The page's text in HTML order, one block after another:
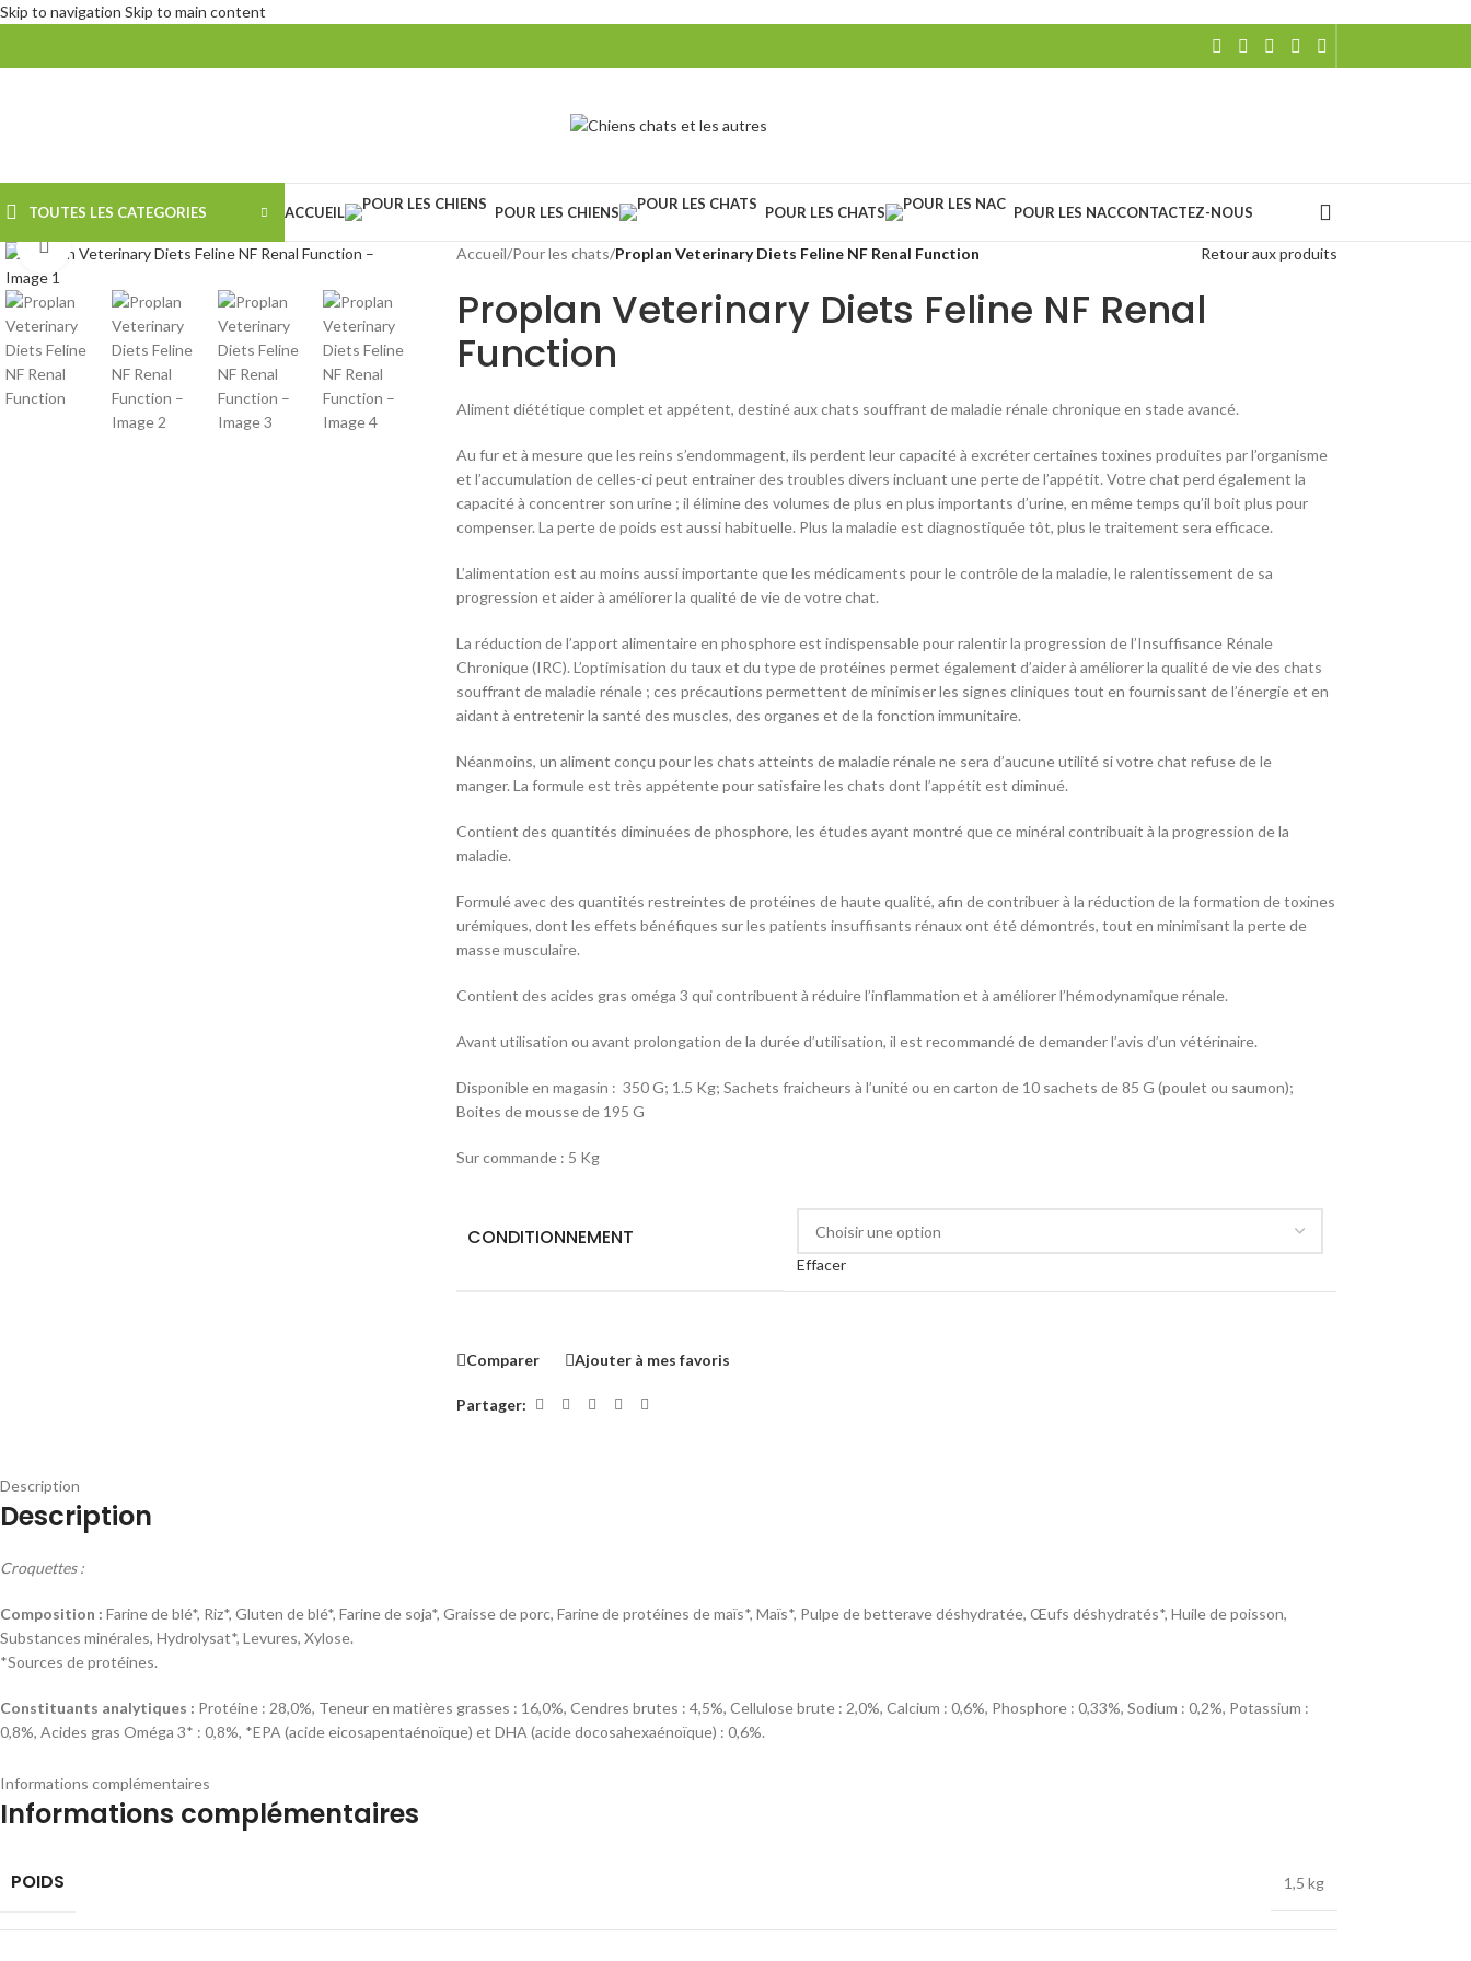
Skip to navigation Skip to main content
TOUTES LES CATEGORIES ACCUEIL POUR LES CHIENS POUR LES CHATS POUR LES NACCONTACTEZ-NOUS
Agrandir Accueil/Pour les chats/Proplan Veterinary Diets Feline NF Renal Function Retour aux produits
Proplan Veterinary Diets Feline NF Renal
Function
Aliment diététique complet et appétent, destiné aux chats souffrant de maladie rénale chronique en stade avancé.
Au fur et à mesure que les reins s’endommagent, ils perdent leur capacité à excréter certaines toxines produites par l’organisme
et l’accumulation de celles-ci peut entrainer des troubles divers incluant une perte de l’appétit. Votre chat perd également la
capacité à concentrer son urine ; il élimine des volumes de plus en plus importants d’urine, en même temps qu’il boit plus pour
compenser. La perte de poids est aussi habituelle. Plus la maladie est diagnostiquée tôt, plus le traitement sera efficace.
L’alimentation est au moins aussi importante que les médicaments pour le contrôle de la maladie, le ralentissement de sa
progression et aider à améliorer la qualité de vie de votre chat.
La réduction de l’apport alimentaire en phosphore est indispensable pour ralentir la progression de l’Insuffisance Rénale
Chronique (IRC). L’optimisation du taux et du type de protéines permet également d’aider à améliorer la qualité de vie des chats
souffrant de maladie rénale ; ces précautions permettent de minimiser les signes cliniques tout en fournissant de l’énergie et en
aidant à entretenir la santé des muscles, des organes et de la fonction immunitaire.
Néanmoins, un aliment conçu pour les chats atteints de maladie rénale ne sera d’aucune utilité si votre chat refuse de le
manger. La formule est très appétente pour satisfaire les chats dont l’appétit est diminué.
Contient des quantités diminuées de phosphore, les études ayant montré que ce minéral contribuait à la progression de la
maladie.
Formulé avec des quantités restreintes de protéines de haute qualité, afin de contribuer à la réduction de la formation de toxines
urémiques, dont les effets bénéfiques sur les patients insuffisants rénaux ont été démontrés, tout en minimisant la perte de
masse musculaire.
Contient des acides gras oméga 3 qui contribuent à réduire l’inflammation et à améliorer l’hémodynamique rénale.
Avant utilisation ou avant prolongation de la durée d’utilisation, il est recommandé de demander l’avis d’un vétérinaire.
Disponible en magasin : 350 G; 1.5 Kg; Sachets fraicheurs à l’unité ou en carton de 10 sachets de 85 G (poulet ou saumon);
Boites de mousse de 195 G
Sur commande : 5 Kg
CONDITIONNEMENT
Effacer
Comparer Ajouter à mes favoris
Partager:
Description
Description
Croquettes :
Composition : Farine de blé*, Riz*, Gluten de blé*, Farine de soja*, Graisse de porc, Farine de protéines de maïs*, Maïs*, Pulpe de betterave déshydratée, Œufs déshydratés*, Huile de poisson,
Substances minérales, Hydrolysat*, Levures, Xylose.
*Sources de protéines.
Constituants analytiques : Protéine : 28,0%, Teneur en matières grasses : 16,0%, Cendres brutes : 4,5%, Cellulose brute : 2,0%, Calcium : 0,6%, Phosphore : 0,33%, Sodium : 0,2%, Potassium :
0,8%, Acides gras Oméga 3* : 0,8%, *EPA (acide eicosapentaénoïque) et DHA (acide docosahexaénoïque) : 0,6%.
Additifs nutritionnels :UI/kg : Vit A : 37000; Vit D3 : 1200; Vit E : 670mg/kg ; Vit C : 140; Taurine : 1400; Sulfate de fer (II) monohydraté : (Fe: 160); Iodate de calcium anhydre : (I: 2,5); Sulfate de
cuivre (II) pentahydraté : (Cu: 17); Sulfate manganeux monohydraté : (Mn: 60); Sulfate de zinc monohydraté : (Zn: 150); Sélénite de sodium : (Se: 0,17).
Sachet Fraîcheur Poulet :
Informations complémentaires
Informations complémentaires
POIDS 1,5 kg